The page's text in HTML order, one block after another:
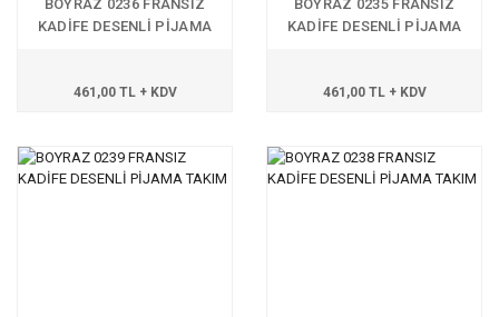
BOYRAZ 0236 FRANSIZ
KADİFE DESENLİ PİJAMA
461,00 TL + KDV
BOYRAZ 0235 FRANSIZ
KADİFE DESENLİ PİJAMA
461,00 TL + KDV